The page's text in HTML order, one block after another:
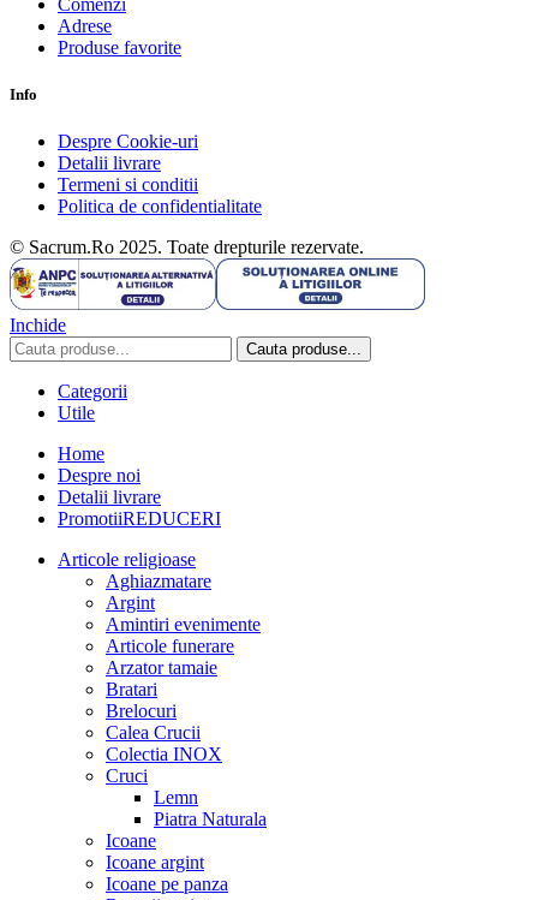
Comenzi
Adrese
Produse favorite
Info
Despre Cookie-uri
Detalii livrare
Termeni si conditii
Politica de confidentialitate
© Sacrum.Ro 2025. Toate drepturile rezervate.
Inchide
Cauta produse...
Categorii
Utile
Home
Despre noi
Detalii livrare
PromotiiREDUCERI
Articole religioase
Aghiazmatare
Argint
Amintiri evenimente
Articole funerare
Arzator tamaie
Bratari
Brelocuri
Calea Crucii
Colectia INOX
Cruci
Lemn
Piatra Naturala
Icoane
Icoane argint
Icoane pe panza